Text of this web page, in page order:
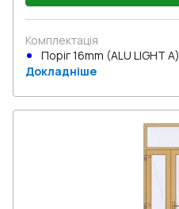
Комплектація
Поріг 16mm (ALU LIGHT A)
Докладніше